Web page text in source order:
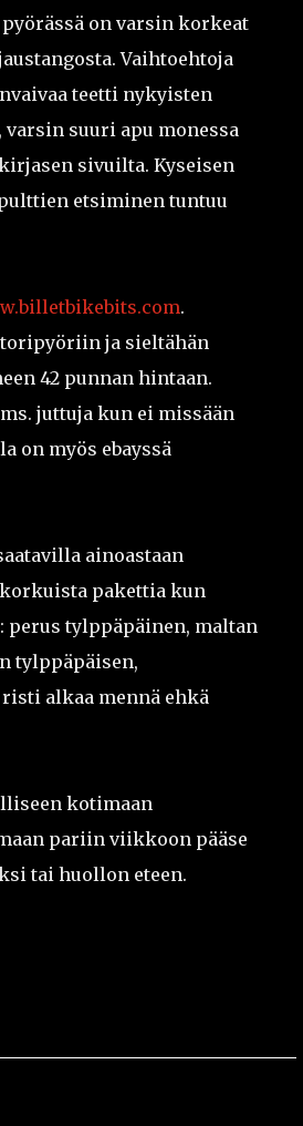
on varsin korkeat
Vaihtoehtoja
teetti nykyisten
suuri apu monessa
sivuilta. Kyseisen
etsiminen tuntuu
.
ja sieltähän
42 punnan hintaan.
juttuja kun ei missään
on myös ebayssä
ainoastaan
pakettia kun
perus tylppäpäinen, maltan
tylppäpäisen,
alkaa mennä ehkä
kotimaan
pariin viikkoon pääse
tai huollon eteen.